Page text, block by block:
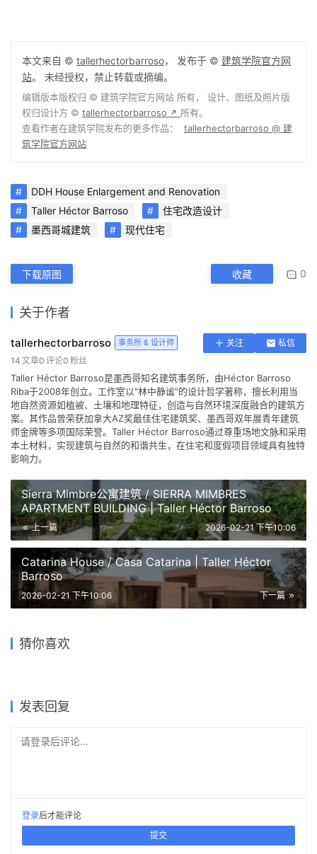
本文来自 © tallerhectorbarroso， 发布于 © 建筑学院官方网
站。 未经授权，禁止转载或摘编。
编辑版本版权归 © 建筑学院官方网站 所有， 设计、图纸及照片版
权归设计方 © tallerhectorbarroso ↗ 所有。
查看作者在建筑学院发布的更多作品： tallerhectorbarroso @ 建
筑学院官方网站
DDH House Enlargement and Renovation
Taller Héctor Barroso
住宅改造设计
墨西哥城建筑
现代住宅
下载原图 收藏 0
关于作者
tallerhectorbarroso 事务所 & 设计师 关注
私信
14 文章0 评论0 粉丝
Taller Héctor Barroso是墨西哥知名建筑事务所，由Héctor Barroso
Riba于2008年创立。工作室以"林中静谧"的设计哲学著称，擅长利用当
地自然资源如植被、土壤和地理特征，创造与自然环境深度融合的建筑方
案。其作品曾荣获加拿大AZ奖最佳住宅建筑奖、墨西哥双年展青年建筑
师金牌等多项国际荣誉。Taller Héctor Barroso通过尊重场地文脉和采用
本土材料，实现建筑与自然的和谐共生，在住宅和度假项目领域具有独特
影响力。
Sierra Mimbre公寓建筑 / SIERRA MIMBRES
APARTMENT BUILDING | Taller Héctor Barroso
上一篇 2026-02-21 下午10:06
Catarina House / Casa Catarina | Taller Héctor
Barroso
下一篇
2026-02-21 下午10:06
猜你喜欢
｜Manuel Cervantes
Homes in Badalona | 托尼·希
男卡泽住宅 / Malecaze
发表回复
请登录后评论...
登录后才能评论
提交